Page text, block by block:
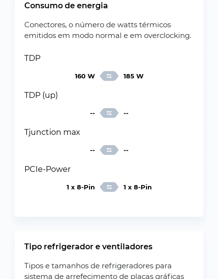
Consumo de energia
Conectores, o número de watts térmicos
emitidos em modo normal e em overclocking.
TDP
160 W 185 W
TDP (up)
-- --
Tjunction max
-- --
PCIe-Power
1 x 8-Pin 1 x 8-Pin
Tipo refrigerador e ventiladores
Tipos e tamanhos de refrigeradores para
sistema de arrefecimento de placas gráficas